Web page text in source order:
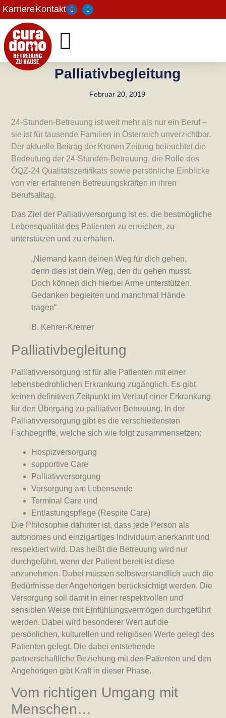
KarriereKontakt
Palliativbegleitung
Februar 20, 2019
24-Stunden-Betreuung ist weit mehr als nur ein Beruf –
sie ist für tausende Familien in Österreich unverzichtbar.
Der aktuelle Beitrag der Kronen Zeitung beleuchtet die
Bedeutung der 24-Stunden-Betreuung, die Rolle des
ÖQZ-24 Qualitätszertifikats sowie persönliche Einblicke
von vier erfahrenen Betreuungskräften in ihren
Berufsalltag.
Das Ziel der Palliativversorgung ist es, die bestmögliche
Lebensqualität des Patienten zu erreichen, zu
unterstützen und zu erhalten.
„Niemand kann deinen Weg für dich gehen,
denn dies ist dein Weg, den du gehen musst.
Doch können dich hierbei Arme unterstützen,
Gedanken begleiten und manchmal Hände
tragen“
B. Kehrer-Kremer
Palliativbegleitung
Palliativversorgung ist für alle Patienten mit einer
lebensbedrohlichen Erkrankung zugänglich. Es gibt
keinen definitiven Zeitpunkt im Verlauf einer Erkrankung
für den Übergang zu palliativer Betreuung. In der
Palliativversorgung gibt es die verschiedensten
Fachbegriffe, welche sich wie folgt zusammensetzen:
Hospizversorgung
supportive Care
Palliativversorgung
Versorgung am Lebensende
Terminal Care und
Entlastungspflege (Respite Care)
Die Philosophie dahinter ist, dass jede Person als
autonomes und einzigartiges Individuum anerkannt und
respektiert wird. Das heißt die Betreuung wird nur
durchgeführt, wenn der Patient bereit ist diese
anzunehmen. Dabei müssen selbstverständlich auch die
Bedürfnisse der Angehörigen berücksichtigt werden. Die
Versorgung soll damit in einer respektvollen und
sensiblen Weise mit Einfühlungsvermögen durchgeführt
werden. Dabei wird besonderer Wert auf die
persönlichen, kulturellen und religiösen Werte gelegt des
Patienten gelegt. Die dabei entstehende
partnerschaftliche Beziehung mit den Patienten und den
Angehörigen gibt Kraft in dieser Phase.
Vom richtigen Umgang mit
Menschen…